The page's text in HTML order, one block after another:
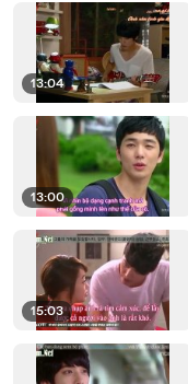
13:04
13:00
15:03